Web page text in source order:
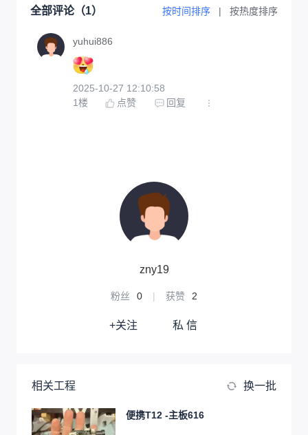
全部评论（1） 按时间排序 | 按热度排序
yuhui886
2025-10-27 12:10:58
1楼 点赞 回复
zny19
粉丝 0 | 获赞 2
+关注 私 信
相关工程 换一批
便携T12 -主板616